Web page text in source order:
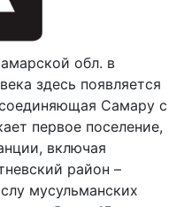
обл. в
здесь появляется
Самару с
первое поселение,
включая
район –
мусульманских